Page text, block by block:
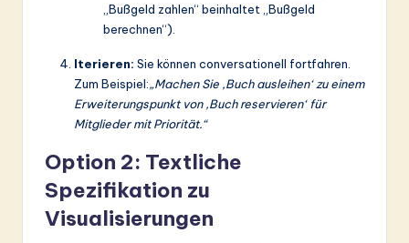
„Bußgeld zahlen“ beinhaltet „Bußgeld
berechnen“).
Iterieren: Sie können conversationell fortfahren.
Zum Beispiel:„Machen Sie ‚Buch ausleihen‘ zu einem
Erweiterungspunkt von ‚Buch reservieren‘ für
Mitglieder mit Priorität.“
Option 2: Textliche
Spezifikation zu
Visualisierungen